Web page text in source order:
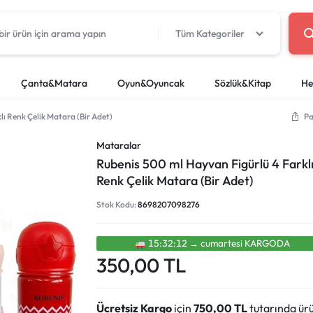
Tüm Kategoriler
Silgiler
Kalemtıraşlar
Yapıştırıcı ve Bant
Yapışkanlı Not Kağıtları
Kuru Boyalar
Paletler ve Temizleme
Çanta&Matara Oyun&Oyuncak Sözlük&Kitap
Renk Çelik Matara (Bir Adet)
Mataralar
Rubenis 500 ml Hayvan Figürlü 4
Renk Çelik Matara (Bir Adet)
Stok Kodu:8698207098276
15:32:11 →cumartesi̇ KARGODA
350,00TL
Ücretsiz Kargo için750,00TLtutarında